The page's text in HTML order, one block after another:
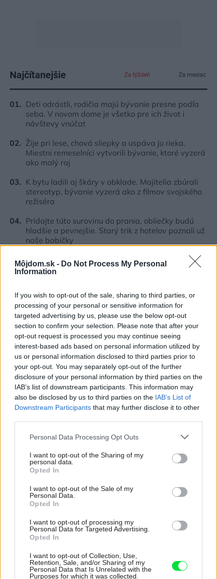
Môjdom.sk - Do Not Process My Personal
Information
If you wish to opt-out of the sale, sharing to third parties, or
processing of your personal or sensitive information for
targeted advertising by us, please use the below opt-out
section to confirm your selection. Please note that after your
opt-out request is processed you may continue seeing
interest-based ads based on personal information utilized by
us or personal information disclosed to third parties prior to
your opt-out. You may separately opt-out of the further
disclosure of your personal information by third parties on the
IAB’s list of downstream participants. This information may
also be disclosed by us to third parties on the IAB’s List of
Downstream Participants that may further disclose it to other
Please note that this website/app uses one or more Google
not limited to your visit or usage behaviour. You may click to
grant or deny consent to Google and its third-party tags to
use your data for below specified purposes in below Google
consent section.
Personal Data Processing Opt Outs
I want to opt-out of the Sharing of my
personal data.
Opted In
I want to opt-out of the Sale of my
Personal Data.
Opted In
I want to opt-out of processing my
Personal Data for Targeted Advertising.
Opted In
I want to opt-out of Collection, Use,
Retention, Sale, and/or Sharing of my
Personal Data that Is Unrelated with the
Purposes for which it was collected.
Najčítanejšie Za týždeň Za mesiac
Deti odrástli, rodičia majú bývanie presne podľa
seba. V novom dome je všetko pre ich život i
návštevy vnúčat
Žije pri lese, chová sliepky a uspáva ju rieka.
Miestni remeselníci vytvorili bývanie, ktoré vyzerá
ako malý raj
K bytu ladili aj škáry v obklade. Majitelia zbúrali
stereotyp, bývanie vyzerá ako z filmov svojského
režiséra
Pridajte túto surovinu do prania, obliečky budú
hladšie a pevnejšie. Starý trik z hotelov poznali už
naše babičky
Na šírku má len 5 metrov a ľahko ho prehliadnete.
Za nenápadnou fasádou sa skrýva miesto
Inšpirácie
kuchyňa ,textil,zelená
Najnovšie príspevky
Re: Takto sa rieši málo úložného miesta. V tomto byte
stačil jeden prvok | Môjdom.sk
My napríklad labky utierame hneď pri dverách a doma pred dvere
používame tyčový ETA Terier…